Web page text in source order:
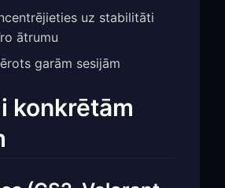
uz stabilitāti
ātrumu
garām sesijām
konkrētām